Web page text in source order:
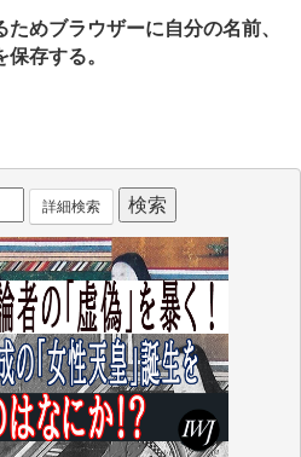
めブラウザーに自分の名前、
存する。
詳細検索